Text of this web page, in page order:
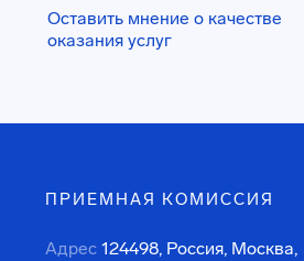
Оставить мнение о качестве
оказания услуг
ПРИЕМНАЯ КОМИССИЯ
Адрес 124498, Россия, Москва,